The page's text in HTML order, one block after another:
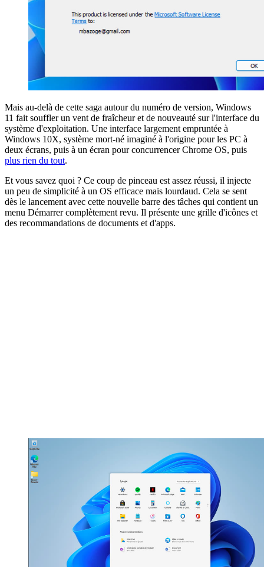
Mais au-delà de cette saga autour du numéro de version, Windows
11 fait souffler un vent de fraîcheur et de nouveauté sur l'interface du
système d'exploitation. Une interface largement empruntée à
Windows 10X, système mort-né imaginé à l'origine pour les PC à
deux écrans, puis à un écran pour concurrencer Chrome OS, puis
plus rien du tout.
Et vous savez quoi ? Ce coup de pinceau est assez réussi, il injecte
un peu de simplicité à un OS efficace mais lourdaud. Cela se sent
dès le lancement avec cette nouvelle barre des tâches qui contient un
menu Démarrer complètement revu. Il présente une grille d'icônes et
des recommandations de documents et d'apps.